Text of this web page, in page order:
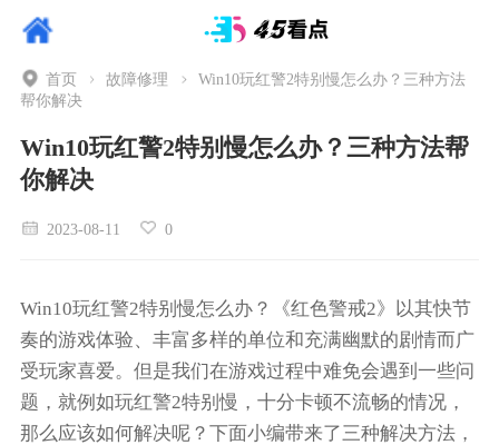
首页 故障修理
Win10玩红警2特别慢怎么办？三种方法
帮你解决
Win10玩红警2特别慢怎么办？三种方法帮
你解决
2023-08-11 0
Win10玩红警2特别慢怎么办？《红色警戒2》以其快节
奏的游戏体验、丰富多样的单位和充满幽默的剧情而广
受玩家喜爱。但是我们在游戏过程中难免会遇到一些问
题，就例如玩红警2特别慢，十分卡顿不流畅的情况，
那么应该如何解决呢？下面小编带来了三种解决方法，